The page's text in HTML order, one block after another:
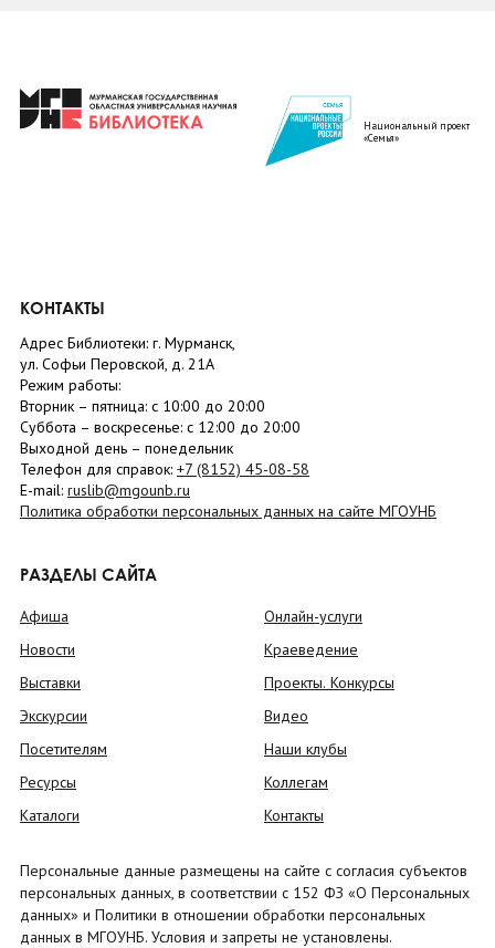
Национальный проект
«Семья»
КОНТАКТЫ
Адрес Библиотеки: г. Мурманск,
ул. Софьи Перовской, д. 21А
Режим работы:
Вторник – пятница: с 10:00 до 20:00
Суббота – воскресенье: c 12:00 до 20:00
Выходной день – понедельник
Телефон для справок: +7 (8152) 45-08-58
E-mail: ruslib@mgounb.ru
Политика обработки персональных данных на сайте МГОУНБ
РАЗДЕЛЫ САЙТА
Афиша
Новости
Выставки
Экскурсии
Посетителям
Ресурсы
Каталоги
Онлайн-услуги
Краеведение
Проекты. Конкурсы
Видео
Наши клубы
Коллегам
Контакты
Персональные данные размещены на сайте с согласия субъектов
персональных данных, в соответствии с 152 ФЗ «О Персональных
данных» и Политики в отношении обработки персональных
данных в МГОУНБ. Условия и запреты не установлены.